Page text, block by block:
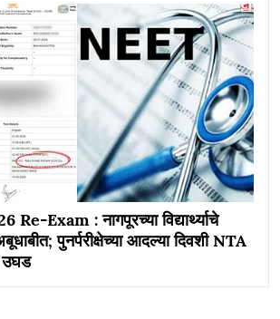
Exam : नागपूरच्या विद्यार्थ्याचे
पुनर्परीक्षेच्या आदल्या दिवशी NTA
उघड